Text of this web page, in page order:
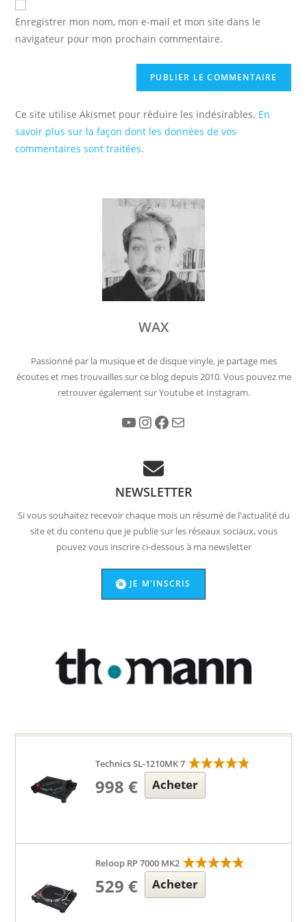
comment
votre
(facultatif)
Enregistrer mon nom, mon e-mail et mon site dans le
navigateur pour mon prochain commentaire.
Ce site utilise Akismet pour réduire les indésirables. En
savoir plus sur la façon dont les données de vos
commentaires sont traitées.
WAX
Passionné par la musique et de disque vinyle, je partage mes
écoutes et mes trouvailles sur ce blog depuis 2010. Vous pouvez me
retrouver également sur Youtube et Instagram.
YouTube Instagram Facebook
NEWSLETTER
Si vous souhaitez recevoir chaque mois un résumé de l'actualité du
site et du contenu que je publie sur les réseaux sociaux, vous
pouvez vous inscrire ci-dessous à ma newsletter
JE M'INSCRIS
Technics SL-1210MK 7
998 € Acheter
Reloop RP 7000 MK2
529 € Acheter